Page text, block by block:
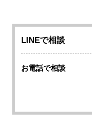
LINEで相談
お電話で相談